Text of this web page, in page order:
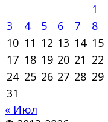
1
3
4 5 6 7 8
10 11 12 13 14 15
17 18 19 20 21 22
24 25 26 27 28 29
31
« Июл